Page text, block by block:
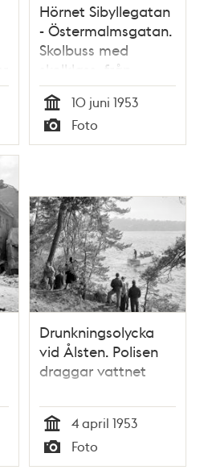
Hörnet Sibyllegatan
- Östermalmsgatan.
Skolbuss med
skolklass, från
Brunnsjöns folkskola
i Norberg, besökte
Stockholm.
Skolbussen blev
Tid
10 juni 1953
Typ
Foto
Drunkningsolycka
vid Ålsten. Polisen
draggar vattnet
Tid
4 april 1953
Typ
Foto